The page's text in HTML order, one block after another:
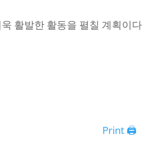
활발한 활동을 펼칠 계획이
Print 🖨